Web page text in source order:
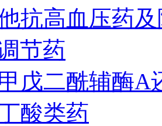
抗高血压药
节药
戊二酰辅酶A
酸类药